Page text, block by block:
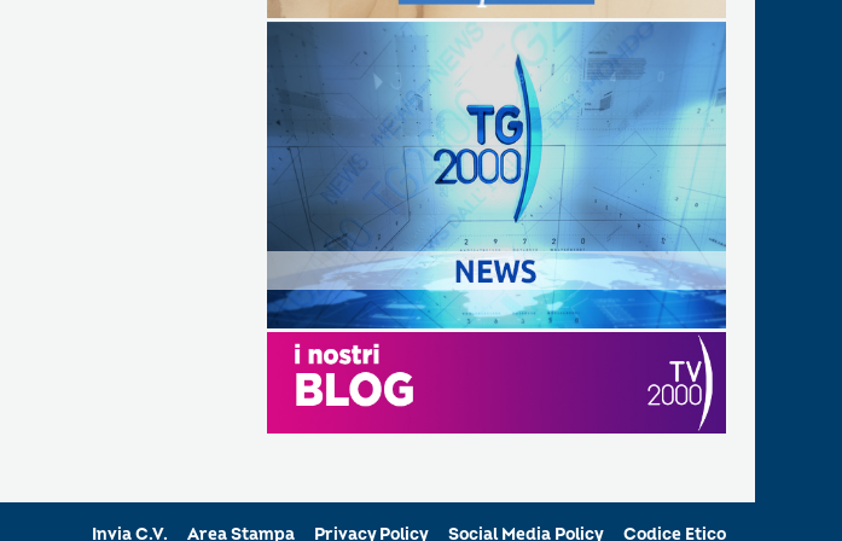
Invia C.V. Area Stampa Privacy Policy Social Media Policy Codice Etico